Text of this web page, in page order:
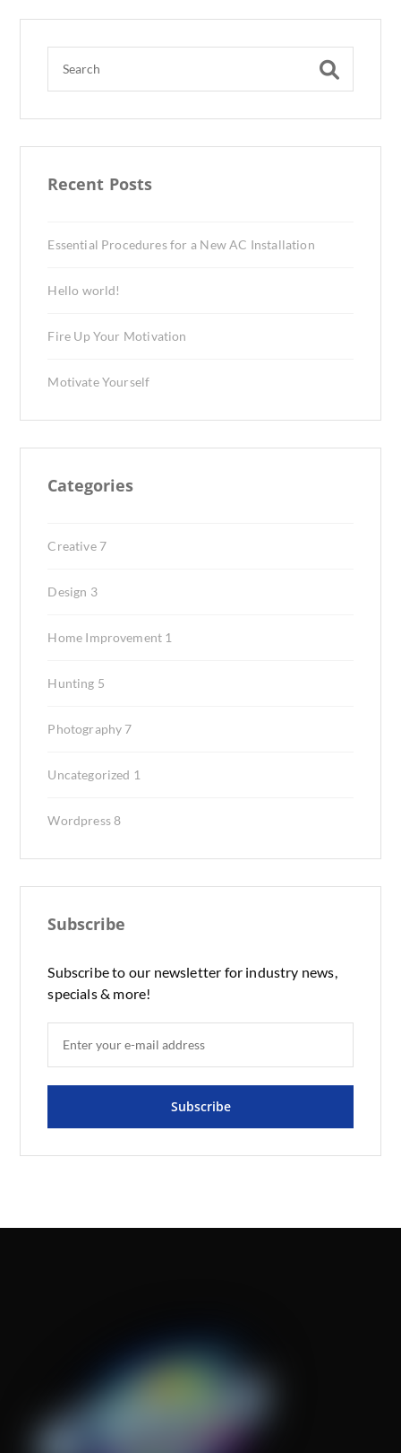
Recent Posts
Essential Procedures for a New AC Installation
Hello world!
Fire Up Your Motivation
Motivate Yourself
Categories
Creative7
Design 3
Home Improvement 1
Hunting 5
Photography 7
Uncategorized 1
Wordpress8
Subscribe
Subscribe to our newsletter for industry news,
specials & more!